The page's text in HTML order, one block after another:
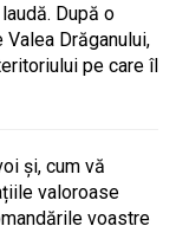
După o
Drăganului,
pe care îl
și, cum vă
valoroase
voastre